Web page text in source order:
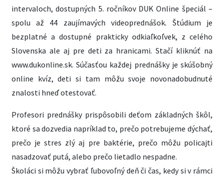
intervaloch, dostupných 5. ročníkov DUK Online špeciál –
spolu až 44 zaujímavých videoprednášok. Štúdium je
bezplatné a dostupné prakticky odkiaľkoľvek, z celého
Slovenska ale aj pre deti za hranicami. Stačí kliknúť na
www.dukonline.sk. Súčasťou každej prednášky je skúšobný
online kvíz, deti si tam môžu svoje novonadobudnuté
znalosti hneď otestovať.
Profesori prednášky prispôsobili deťom základných škôl,
ktoré sa dozvedia napríklad to, prečo potrebujeme dýchať,
prečo je stres zlý aj pre baktérie, prečo môžu policajti
nasadzovať putá, alebo prečo lietadlo nespadne.
Školáci si môžu vybrať ľubovoľný deň či čas, kedy si v rámci